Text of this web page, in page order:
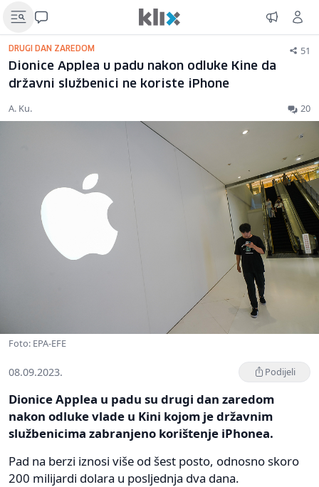
DRUGI DAN ZAREDOM 51
Dionice Applea u padu nakon odluke Kine da
državni službenici ne koriste iPhone
A. Ku. 20
Foto: EPA-EFE
08.09.2023. Podijeli
Dionice Applea u padu su drugi dan zaredom
nakon odluke vlade u Kini kojom je državnim
službenicima zabranjeno korištenje iPhonea.
Pad na berzi iznosi više od šest posto, odnosno skoro
200 milijardi dolara u posljednja dva dana.